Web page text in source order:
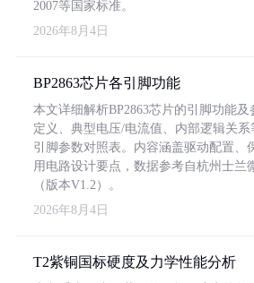
2007等国家标准。
2026年8月4日
BP2863芯片各引脚功能
本文详细解析BP2863芯片的引脚功能
定义、典型电压/电流值、内部逻辑关
引脚参数对照表。内容涵盖驱动配置、
用电路设计要点，数据参考自杭州士兰
（版本V1.2）。
2026年8月4日
T2紫铜国标硬度及力学性能分析